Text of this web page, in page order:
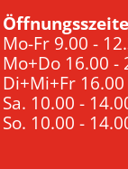
Mo-Fr 9.00 -
Mo+Do 16.00 -
Di+Mi+Fr
Sa. 10.00 -
So. 10.00 -